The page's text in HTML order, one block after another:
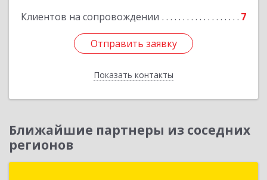
Клиентов на сопровождении 7
Отправить заявку
Показать контакты
Подробнее
Отправить заявку
Назад
Ближайшие партнеры из соседних
регионов